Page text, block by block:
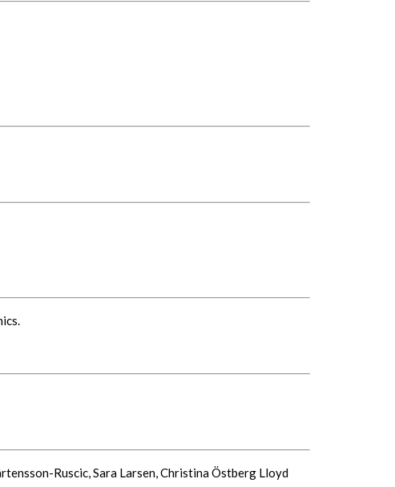
Ruscic, Sara Larsen, Christina Östberg Lloyd